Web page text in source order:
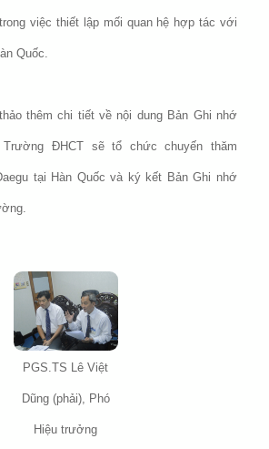
việc thiết lập mối quan hệ hợp tác với
Quốc.
thêm chi tiết về nội dung Bản Ghi nhớ
ĐHCT sẽ tổ chức chuyến thăm
tại Hàn Quốc và ký kết Bản Ghi nhớ
PGS.TS Lê Việt
Dũng (phải), Phó
Hiệu trưởng